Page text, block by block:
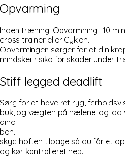
Opvarming
Inden træning: Opvarmning i 10
cross trainer eller Cyklen.
Opvarmingen sørger for at din
mindsker risiko for skader under
Stiff legged deadlift
Sørg for at have ret ryg,
buk, og vægten på hælene. og lad
dine
ben.
skyd hoften tilbage så du får et
og kør kontrolleret ned.